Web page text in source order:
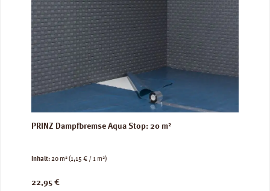
PRINZ Dampfbremse Aqua Stop: 20 m²
Inhalt:20 m²(1,15 € / 1 m²)
Regulärer Preis:
22,95 €